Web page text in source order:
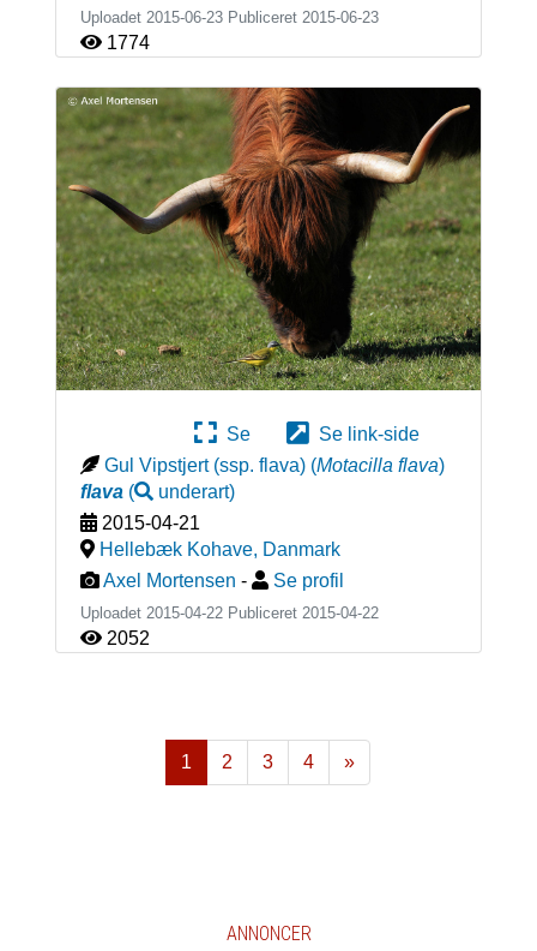
Uploadet 2015-06-23 Publiceret 2015-06-23
1774
Se
Se link-side
Gul Vipstjert (ssp. flava) (Motacilla flava)
flava( underart)
2015-04-21
Hellebæk Kohave, Danmark
Axel Mortensen - Se profil
Uploadet 2015-04-22 Publiceret 2015-04-22
2052
1 2 3 4
»
Næste
ANNONCER